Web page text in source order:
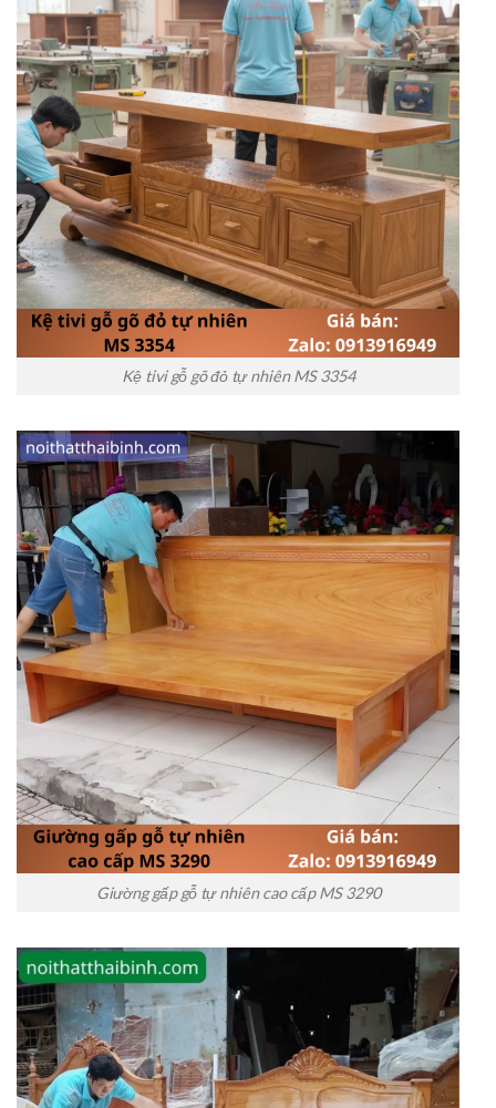
Kệ tivi gỗ gõ đỏ tự nhiên MS 3354
Giường gấp gỗ tự nhiên cao cấp MS 3290